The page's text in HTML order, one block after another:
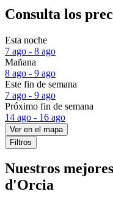
Consulta los
Esta noche
7 ago - 8 ago
Mañana
8 ago - 9 ago
Este fin de semana
7 ago - 9 ago
Próximo fin de semana
14 ago - 16 ago
Ver en el mapa
Filtros
Nuestros
d'Orcia